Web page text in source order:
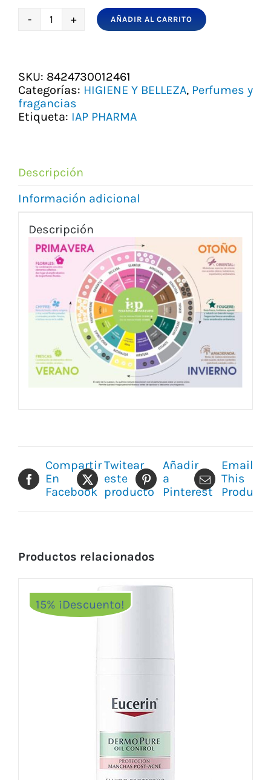
9,50 €.
IAP
Nº
29
cantidad
AÑADIR AL CARRITO
SKU: 8424730012461
Categorías: HIGIENE Y BELLEZA, Perfumes y
fragancias
Etiqueta: IAP PHARMA
Descripción
Información adicional
Descripción
Compartir
En
Facebook
Twitear
este
producto
Añadir
a
Pinterest
Email
This
Product
Productos relacionados
15% ¡Descuento!